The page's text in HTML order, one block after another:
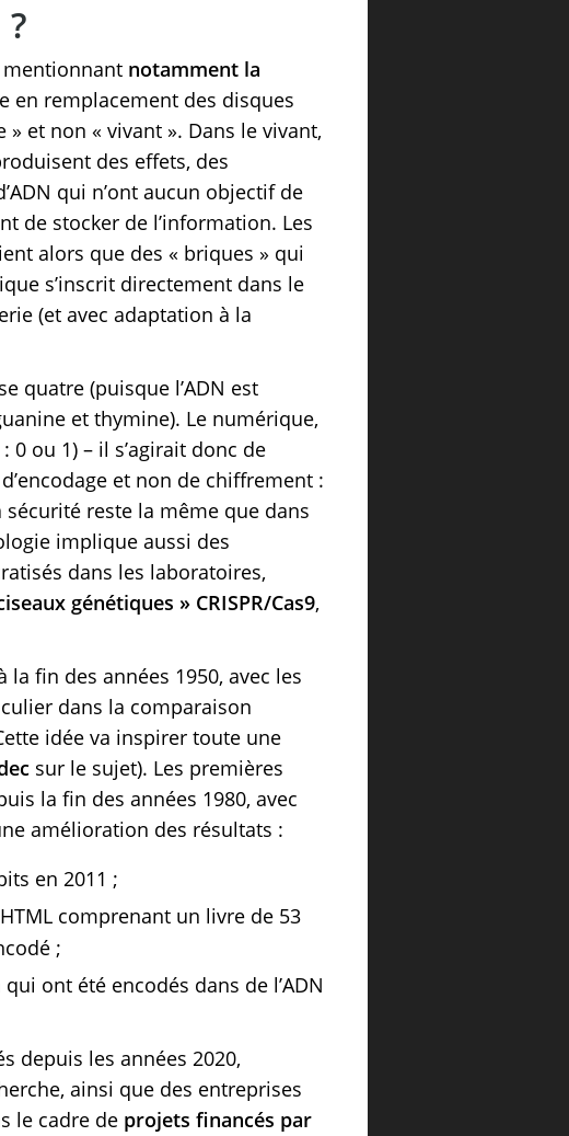
mentionnant notamment la
en remplacement des disques
» et non « vivant ». Dans le vivant,
des effets, des
qui n’ont aucun objectif de
de stocker de l’information. Les
alors que des « briques » qui
s’inscrit directement dans le
(et avec adaptation à la
quatre (puisque l’ADN est
et thymine). Le numérique,
ou 1) – il s’agirait donc de
et non de chiffrement :
sécurité reste la même que dans
implique aussi des
dans les laboratoires,
génétiques » CRISPR/Cas9,
fin des années 1950, avec les
dans la comparaison
idée va inspirer toute une
sur le sujet). Les premières
la fin des années 1980, avec
amélioration des résultats :
en 2011 ;
comprenant un livre de 53
;
ont été encodés dans de l’ADN
depuis les années 2020,
ainsi que des entreprises
le cadre de projets financés par